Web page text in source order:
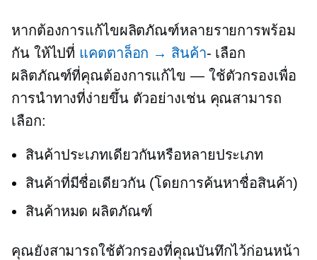
หากต้องการแก้ไขผลิตภัณฑ์หลายรายการพร้อม
กัน ให้ไปที่ แคตตาล็อก → สินค้า- เลือก
ผลิตภัณฑ์ที่คุณต้องการแก้ไข — ใช้ตัวกรองเพื่อ
การนำทางที่ง่ายขึ้น ตัวอย่างเช่น คุณสามารถ
เลือก:
สินค้าประเภทเดียวกันหรือหลายประเภท
สินค้าที่มีชื่อเดียวกัน (โดยการค้นหาชื่อสินค้า)
สินค้าหมด ผลิตภัณฑ์
คุณยังสามารถใช้ตัวกรองที่คุณบันทึกไว้ก่อนหน้า